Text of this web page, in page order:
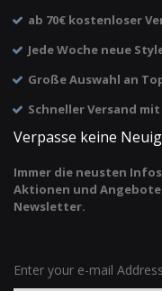
ab 70€ kostenloser
Jede Woche neue
Große Auswahl an
Schneller Versand mit
Verpasse keine
Immer die neusten
Aktionen und
Newsletter.
Enter your e-mail